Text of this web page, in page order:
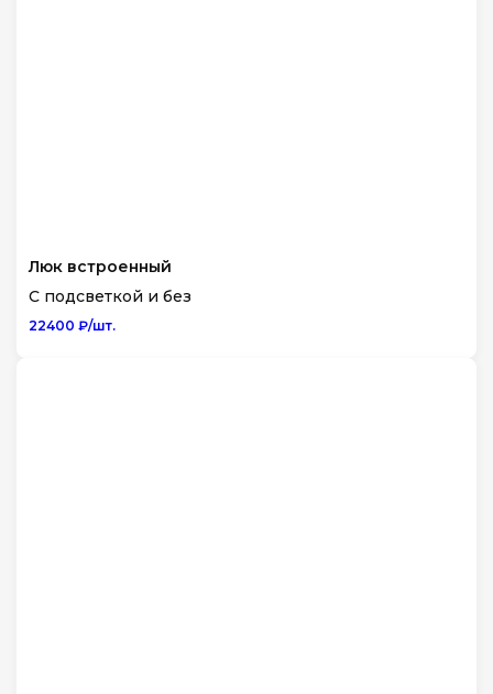
Люк встроенный
С подсветкой и без
22400 ₽/шт.